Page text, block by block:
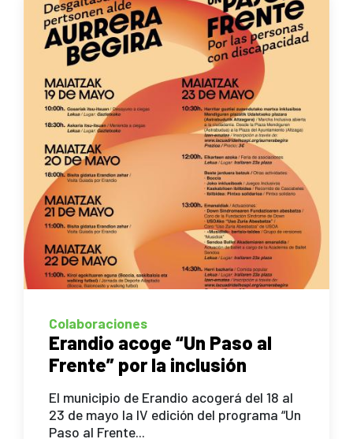
Colaboraciones
Erandio acoge “Un Paso al
Frente” por la inclusión
El municipio de Erandio acogerá del 18 al
23 de mayo la IV edición del programa “Un
Paso al Frente...